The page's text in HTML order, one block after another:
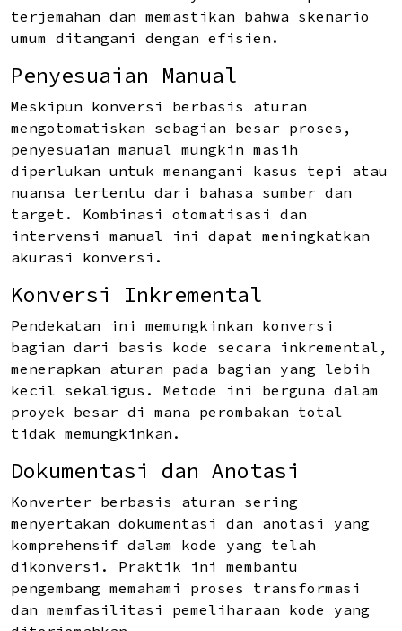
terjemahan dan memastikan bahwa skenario
umum ditangani dengan efisien.
Penyesuaian Manual
Meskipun konversi berbasis aturan
mengotomatiskan sebagian besar proses,
penyesuaian manual mungkin masih
diperlukan untuk menangani kasus tepi atau
nuansa tertentu dari bahasa sumber dan
target. Kombinasi otomatisasi dan
intervensi manual ini dapat meningkatkan
akurasi konversi.
Konversi Inkremental
Pendekatan ini memungkinkan konversi
bagian dari basis kode secara inkremental,
menerapkan aturan pada bagian yang lebih
kecil sekaligus. Metode ini berguna dalam
proyek besar di mana perombakan total
tidak memungkinkan.
Dokumentasi dan Anotasi
Konverter berbasis aturan sering
menyertakan dokumentasi dan anotasi yang
komprehensif dalam kode yang telah
dikonversi. Praktik ini membantu
pengembang memahami proses transformasi
dan memfasilitasi pemeliharaan kode yang